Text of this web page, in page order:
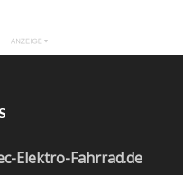
Elektro-Fahrrad.de